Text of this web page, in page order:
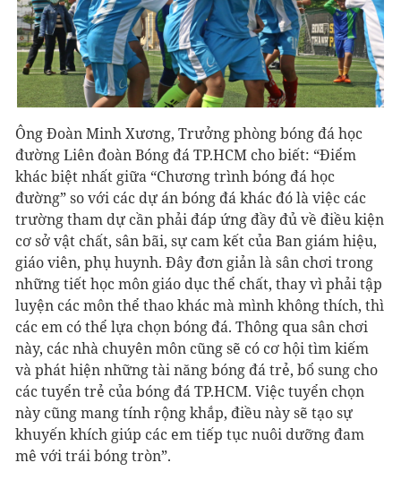
Ông Đoàn Minh Xương, Trưởng phòng bóng đá học
đường Liên đoàn Bóng đá TP.HCM cho biết: “Điểm
khác biệt nhất giữa “Chương trình bóng đá học
đường” so với các dự án bóng đá khác đó là việc các
trường tham dự cần phải đáp ứng đầy đủ về điều kiện
cơ sở vật chất, sân bãi, sự cam kết của Ban giám hiệu,
giáo viên, phụ huynh. Đây đơn giản là sân chơi trong
những tiết học môn giáo dục thể chất, thay vì phải tập
luyện các môn thể thao khác mà mình không thích, thì
các em có thể lựa chọn bóng đá. Thông qua sân chơi
này, các nhà chuyên môn cũng sẽ có cơ hội tìm kiếm
và phát hiện những tài năng bóng đá trẻ, bổ sung cho
các tuyển trẻ của bóng đá TP.HCM. Việc tuyển chọn
này cũng mang tính rộng khắp, điều này sẽ tạo sự
khuyến khích giúp các em tiếp tục nuôi dưỡng đam
mê với trái bóng tròn”.